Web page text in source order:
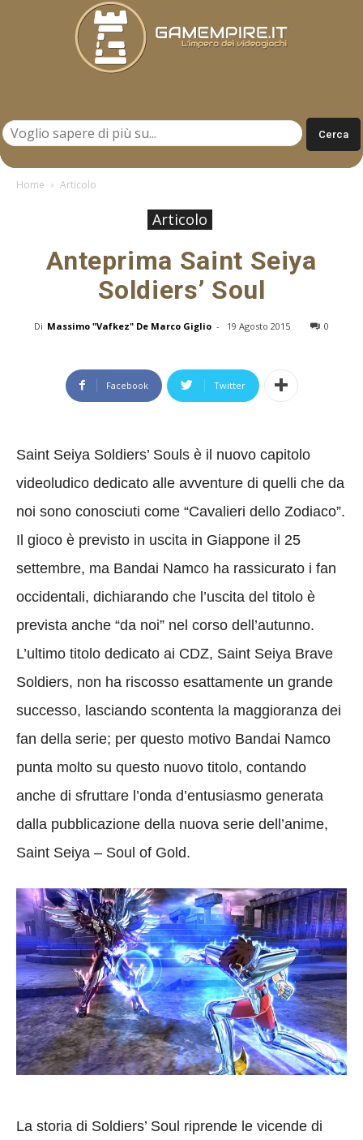
Home Articolo
Articolo
Anteprima Saint Seiya
Soldiers’ Soul
Di Massimo "Vafkez" De Marco Giglio - 19 Agosto 2015 0
Facebook Twitter
Saint Seiya Soldiers’ Souls è il nuovo capitolo
videoludico dedicato alle avventure di quelli che da
noi sono conosciuti come “Cavalieri dello Zodiaco”.
Il gioco è previsto in uscita in Giappone il 25
settembre, ma Bandai Namco ha rassicurato i fan
occidentali, dichiarando che l’uscita del titolo è
prevista anche “da noi” nel corso dell’autunno.
L’ultimo titolo dedicato ai CDZ, Saint Seiya Brave
Soldiers, non ha riscosso esattamente un grande
successo, lasciando scontenta la maggioranza dei
fan della serie; per questo motivo Bandai Namco
punta molto su questo nuovo titolo, contando
anche di sfruttare l’onda d’entusiasmo generata
dalla pubblicazione della nuova serie dell’anime,
Saint Seiya – Soul of Gold.
La storia di Soldiers’ Soul riprende le vicende di